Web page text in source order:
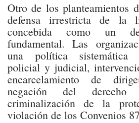
Otro de los planteamientos
defensa irrestricta de la
concebida como un
fundamental. Las
una política sistemática
policial y judicial,
encarcelamiento de
negación del
criminalización de la
violación de los Convenios